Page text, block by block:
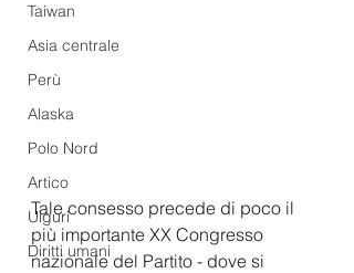
Taiwan
Asia centrale
Perù
Alaska
Polo Nord
Artico
Uiguri
Diritti umani
Tale consesso precede di poco il
più importante XX Congresso
nazionale del Partito - dove si